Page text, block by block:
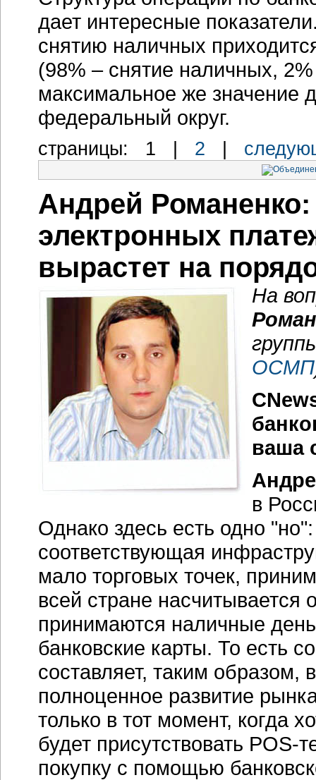
дает интересные
снятию наличных
(98% – снятие наличных,
максимальное же значение
федеральный округ.
cтраницы: 1 2
Андрей
электронных
вырастет на
На
ОСМП
ваша
в
Однако здесь есть одно
соответствующая
мало торговых точек,
всей стране насчитывается
принимаются наличные
банковские карты. То есть
составляет, таким образом,
полноценное развитие
только в тот момент, когда
будет присутствовать
покупку с помощью